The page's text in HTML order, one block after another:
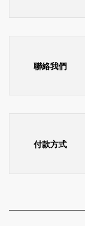
聯絡我們
付款方式